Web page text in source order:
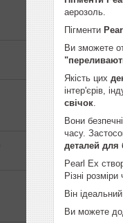
аерозоль.
Пігменти
Ви зможете
Якість цих
інтер'єрів,
свічок
Вони
часу.
деталей для
Pearl Ex
Різні
Він
Ви можете